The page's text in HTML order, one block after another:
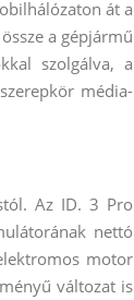
át a
a gépjármű
szolgálva, a
média-
Az ID. 3 Pro
nettó
motor
változat is